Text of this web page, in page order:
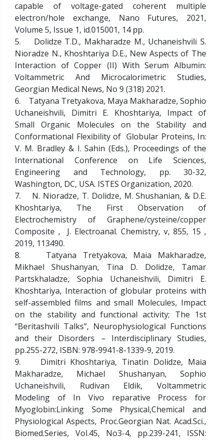
capable of voltage-gated coherent multiple
electron/hole exchange, Nano Futures, 2021,
Volume 5, Issue 1, id.015001, 14 pp.
5. Dolidze T.D., Makharadze M., Uchaneishvili S.
Nioradze N., Khoshtariya D.E., New Aspects of The
Interaction of Copper (II) With Serum Albumin:
Voltammetric And Microcalorimetric Studies,
Georgian Medical News, No 9 (318) 2021.
6. Tatyana Tretyakova, Maya Makharadze, Sophio
Uchaneishvili, Dimitri E. Khoshtariya, Impact of
Small Organic Molecules on the Stability and
Conformational Flexibility of Globular Proteins, In:
V. M. Bradley & I. Sahin (Eds.), Proceedings of the
International Conference on Life Sciences,
Engineering and Technology, pp. 30-32,
Washington, DC, USA. ISTES Organization, 2020.
7. N. Nioradze, T. Dolidze, M. Shushanian, & D.E.
Khoshtariya, The First Observation of
Electrochemistry of Graphene/cysteine/copper
Composite , J. Electroanal. Chemistry, v, 855, 15 ,
2019, 113490.
8. Tatyana Tretyakova, Maia Makharadze,
Mikhael Shushanyan, Tina D. Dolidze, Tamar
Partskhaladze, Sophia Uchaneishvili, Dimitri E.
Khoshtariya, Interaction of globular proteins with
self-assembled films and small Molecules, Impact
on the stability and functional activity; The 1st
“Beritashvili Talks”, Neurophysiological Functions
and their Disorders – Interdisciplinary Studies,
pp.255-272, ISBN: 978-9941-8-1339-9, 2019.
9. Dimitri Khoshtariya, Tinatin Dolidze, Maia
Makharadze, Michael Shushanyan, Sophio
Uchaneishvili, Rudivan Eldik, Voltammetric
Modeling of In Vivo reparative Process for
Myoglobin:Linking Some Physical,Chemical and
Physiological Aspects, Proc.Georgian Nat. Acad.Sci.,
Biomed.Series, Vol.45, No3-4, pp.239-241, ISSN: